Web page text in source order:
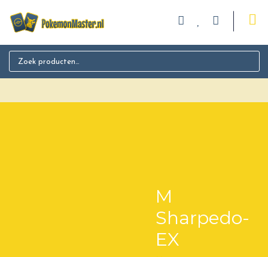
Search for:
M
Sharpedo-
EX